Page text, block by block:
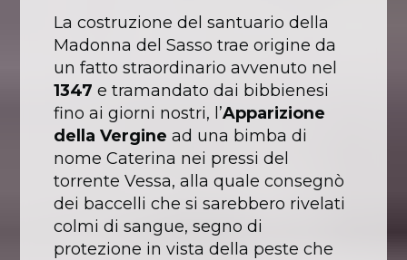
La costruzione del santuario della
Madonna del Sasso trae origine da
un fatto straordinario avvenuto nel
1347 e tramandato dai bibbienesi
fino ai giorni nostri, l’Apparizione
della Vergine ad una bimba di
nome Caterina nei pressi del
torrente Vessa, alla quale consegnò
dei baccelli che si sarebbero rivelati
colmi di sangue, segno di
protezione in vista della peste che